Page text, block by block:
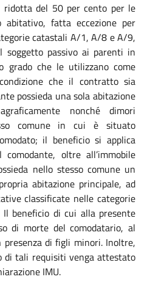
ridotta del 50 per cento per le
fatta eccezione per
catastali A/1, A/8 e A/9,
soggetto passivo ai parenti in
che le utilizzano come
che il contratto sia
possieda una sola abitazione
nonché dimori
comune in cui è situato
il beneficio si applica
oltre all’immobile
nello stesso comune un
abitazione principale, ad
classificate nelle categorie
beneficio di cui alla presente
di morte del comodatario, al
presenza di figli minori. Inoltre,
di tali requisiti venga attestato
IMU.